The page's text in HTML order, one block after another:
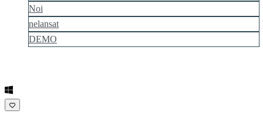
Noi
nelansat
DEMO